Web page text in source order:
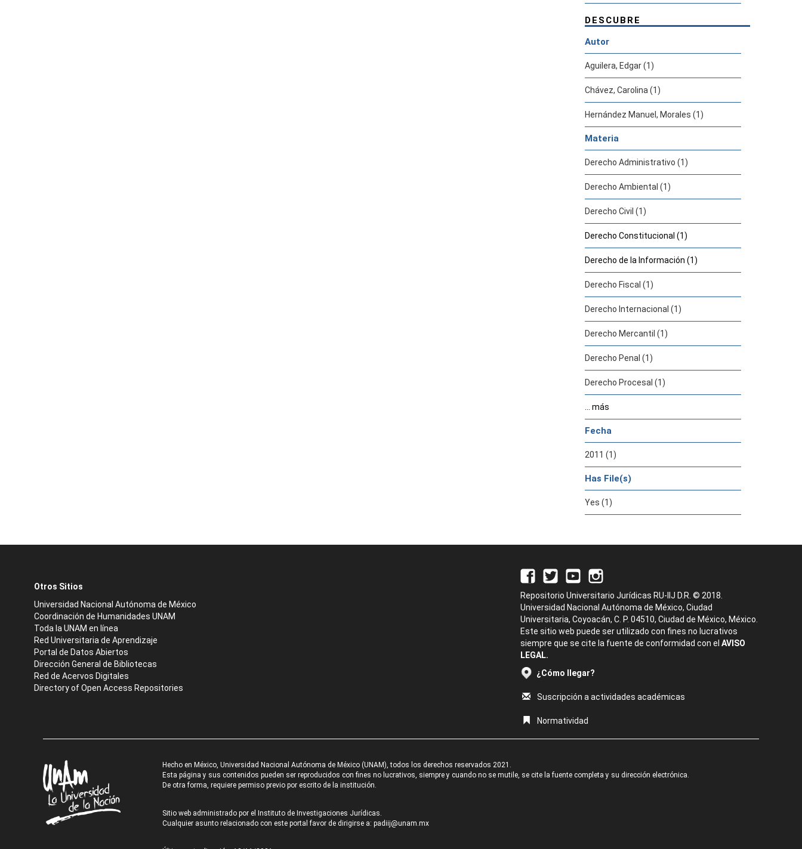
DESCUBRE
Autor
Aguilera, Edgar (1)
Chávez, Carolina (1)
Hernández Manuel, Morales (1)
Materia
Derecho Administrativo (1)
Derecho Ambiental (1)
Derecho Civil (1)
Derecho Constitucional (1)
Derecho de la Información (1)
Derecho Fiscal (1)
Derecho Internacional (1)
Derecho Mercantil (1)
Derecho Penal (1)
Derecho Procesal (1)
... más
Fecha
2011 (1)
Has File(s)
Yes (1)
Otros Sitios
Universidad Nacional Autónoma de México
Coordinación de Humanidades UNAM
Toda la UNAM en línea
Red Universitaria de Aprendizaje
Portal de Datos Abiertos
Dirección General de Bibliotecas
Red de Acervos Digitales
Directory of Open Access Repositories
Repositorio Universitario Jurídicas RU-IIJ D.R. © 2018.
Universidad Nacional Autónoma de México, Ciudad
Universitaria, Coyoacán, C. P. 04510, Ciudad de México, México.
Este sitio web puede ser utilizado con fines no lucrativos
siempre que se cite la fuente de conformidad con el AVISO
LEGAL.
¿Cómo llegar?
Suscripción a actividades académicas
Normatividad
Hecho en México, Universidad Nacional Autónoma de México (UNAM), todos los derechos reservados 2021.
Esta página y sus contenidos pueden ser reproducidos con fines no lucrativos, siempre y cuando no se mutile, se cite la fuente completa y su dirección electrónica.
De otra forma, requiere permiso previo por escrito de la institución.
Sitio web administrado por el Instituto de Investigaciones Jurídicas.
Cualquier asunto relacionado con este portal favor de dirigirse a: padiij@unam.mx